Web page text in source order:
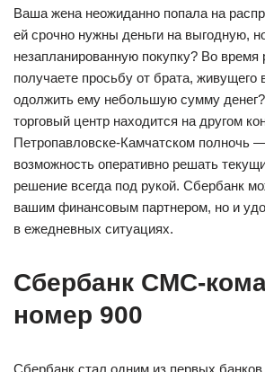
Ваша жена неожиданно попала на
ей срочно нужны деньги на выгодную,
незапланированную покупку? Во время
получаете просьбу от брата, живущего
одолжить ему небольшую сумму
торговый центр находится на другом
Петропавловске-Камчатском полночь
возможность оперативно решать
решение всегда под рукой. Сбербанк
вашим финансовым партнером, но и
в ежедневных ситуациях.
Сбербанк СМС-
номер 900
Сбербанк стал одним из первых